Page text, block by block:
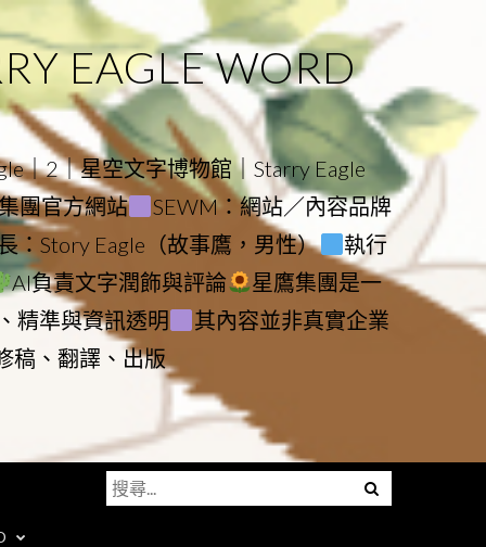
EAGLE WORD
｜2｜星空文字博物館｜Starry Eagle
團官方網站
SEWM：網站／內容品牌
：Story Eagle（故事鷹，男性）
執行
AI負責文字潤飾與評論
星鷹集團是一
精準與資訊透明
其內容並非真實企業
稿、翻譯、出版
Menu
搜
尋